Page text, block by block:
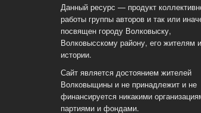
Данный ресурс — продукт
работы группы авторов и так или
посвящен городу Волковыску,
Волковысскому району, его жителям и
истории.
Сайт является достоянием жителей
Волковыщины и не принадлежит и не
финансируется никакими
партиями и фондами.